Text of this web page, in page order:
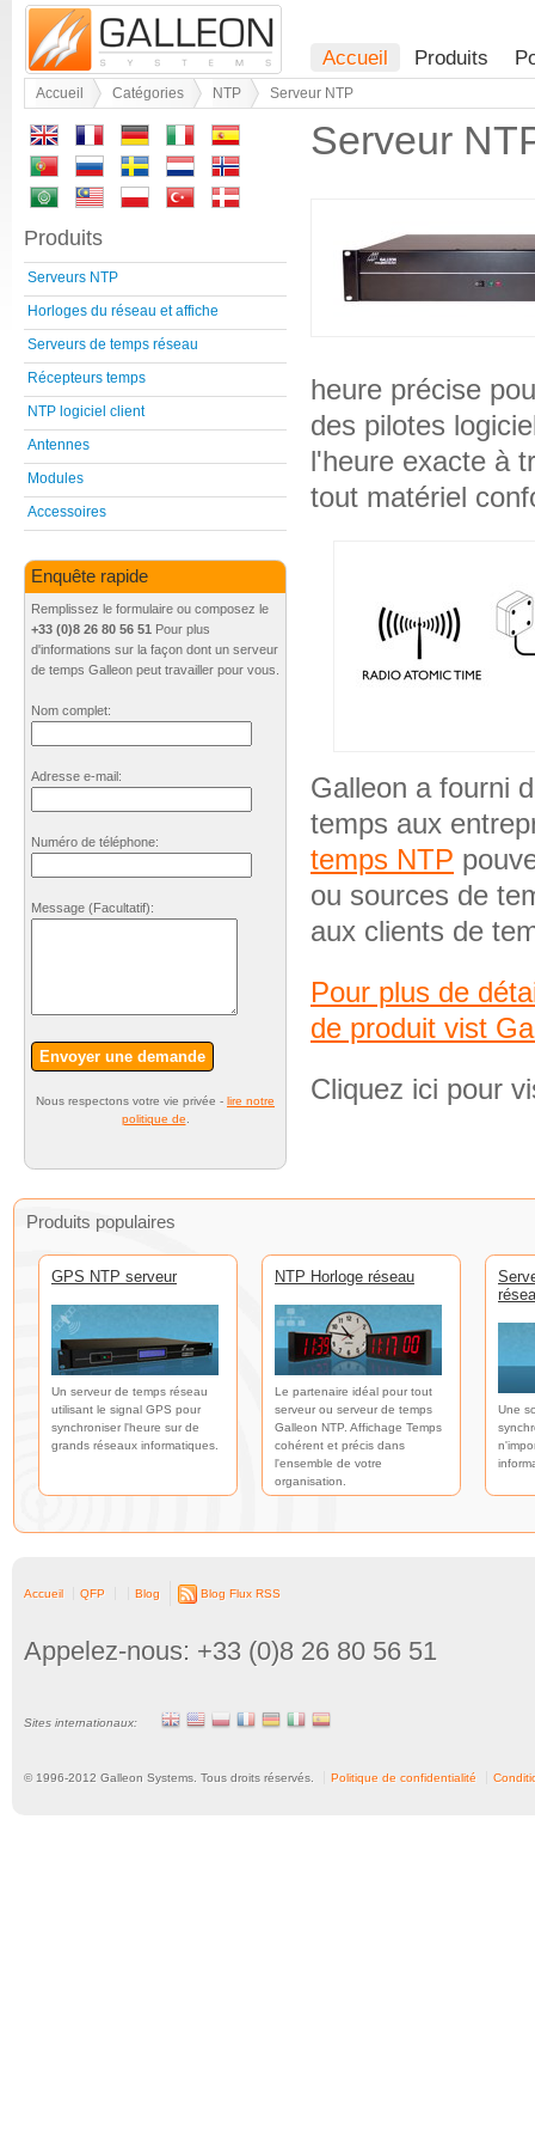
Accueil Produits
Accueil Catégories NTP Serveur NTP
Serveur
heure précise
des pilotes
l'heure exacte à
tout matériel
Galleon a fourni
temps aux
temps NTP
ou sources de
aux clients de
Pour plus de
de produit vist
Cliquez ici pour
Produits
Serveurs NTP
Horloges du réseau et affiche
Serveurs de temps réseau
Récepteurs temps
NTP logiciel client
Antennes
Modules
Accessoires
Enquête rapide
Remplissez le formulaire ou composez le
+33 (0)8 26 80 56 51 Pour plus
d'informations sur la façon dont un serveur
de temps Galleon peut travailler pour vous.
Nom complet:
Adresse e-mail:
Numéro de téléphone:
Message (Facultatif):
Envoyer une demande
Nous respectons votre vie privée - lire notre
politique de.
Produits populaires
GPS NTP serveur
Un serveur de temps réseau
utilisant le signal GPS pour
synchroniser l'heure sur de
grands réseaux informatiques.
NTP Horloge réseau
Le partenaire idéal pour tout
serveur ou serveur de temps
Galleon NTP. Affichage Temps
cohérent et précis dans
l'ensemble de votre
organisation.
Une
Accueil QFP Blog Blog Flux RSS
Appelez-nous: +33 (0)8 26 80 56 51
Sites internationaux:
© 1996-2012 Galleon Systems. Tous droits réservés. Politique de confidentialité